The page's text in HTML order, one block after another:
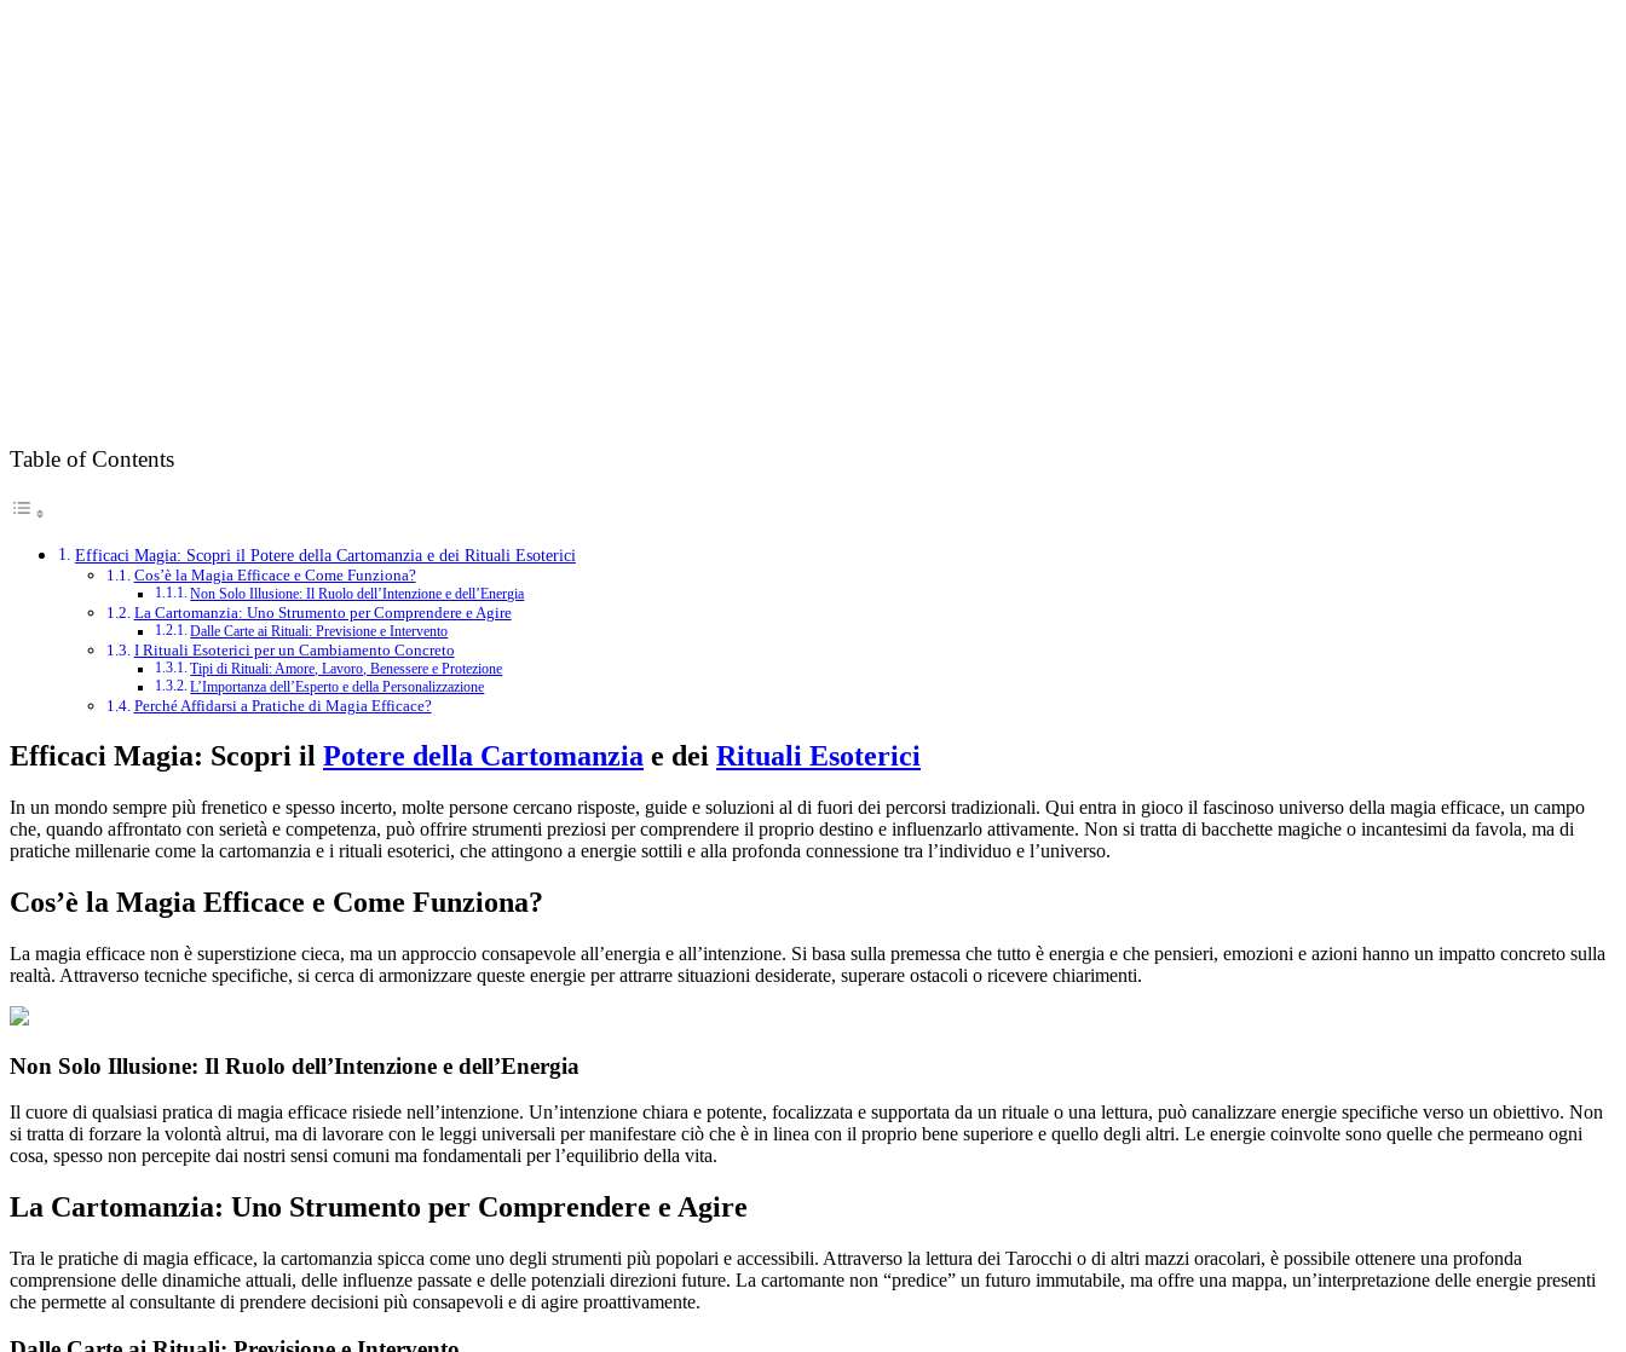
Table of Contents
Efficaci Magia: Scopri il Potere della Cartomanzia e dei Rituali Esoterici
Cos’è la Magia Efficace e Come Funziona?
Non Solo Illusione: Il Ruolo dell’Intenzione e dell’Energia
La Cartomanzia: Uno Strumento per Comprendere e Agire
Dalle Carte ai Rituali: Previsione e Intervento
I Rituali Esoterici per un Cambiamento Concreto
Tipi di Rituali: Amore, Lavoro, Benessere e Protezione
L’Importanza dell’Esperto e della Personalizzazione
Perché Affidarsi a Pratiche di Magia Efficace?
Efficaci Magia: Scopri il Potere della Cartomanzia e dei Rituali Esoterici
In un mondo sempre più frenetico e spesso incerto, molte persone cercano risposte, guide e soluzioni al di fuori dei percorsi tradizionali. Qui entra in gioco il fascinoso universo della magia efficace, un campo
che, quando affrontato con serietà e competenza, può offrire strumenti preziosi per comprendere il proprio destino e influenzarlo attivamente. Non si tratta di bacchette magiche o incantesimi da favola, ma di
pratiche millenarie come la cartomanzia e i rituali esoterici, che attingono a energie sottili e alla profonda connessione tra l’individuo e l’universo.
Cos’è la Magia Efficace e Come Funziona?
La magia efficace non è superstizione cieca, ma un approccio consapevole all’energia e all’intenzione. Si basa sulla premessa che tutto è energia e che pensieri, emozioni e azioni hanno un impatto concreto sulla
realtà. Attraverso tecniche specifiche, si cerca di armonizzare queste energie per attrarre situazioni desiderate, superare ostacoli o ricevere chiarimenti.
Non Solo Illusione: Il Ruolo dell’Intenzione e dell’Energia
Il cuore di qualsiasi pratica di magia efficace risiede nell’intenzione. Un’intenzione chiara e potente, focalizzata e supportata da un rituale o una lettura, può canalizzare energie specifiche verso un obiettivo. Non
si tratta di forzare la volontà altrui, ma di lavorare con le leggi universali per manifestare ciò che è in linea con il proprio bene superiore e quello degli altri. Le energie coinvolte sono quelle che permeano ogni
cosa, spesso non percepite dai nostri sensi comuni ma fondamentali per l’equilibrio della vita.
La Cartomanzia: Uno Strumento per Comprendere e Agire
Tra le pratiche di magia efficace, la cartomanzia spicca come uno degli strumenti più popolari e accessibili. Attraverso la lettura dei Tarocchi o di altri mazzi oracolari, è possibile ottenere una profonda
comprensione delle dinamiche attuali, delle influenze passate e delle potenziali direzioni future. La cartomante non “predice” un futuro immutabile, ma offre una mappa, un’interpretazione delle energie presenti
che permette al consultante di prendere decisioni più consapevoli e di agire proattivamente.